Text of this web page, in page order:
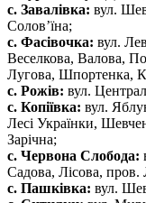
с. Завалівка: вул.
Солов’їна;
с. Фасівочка: вул.
Веселкова, Валова,
Лугова, Шпортенка,
с. Рожів: вул.
с. Копіївка: вул.
Лесі Українки,
Зарічна;
с. Червона Слобода:
Садова, Лісова, пров.
с. Пашківка: вул.